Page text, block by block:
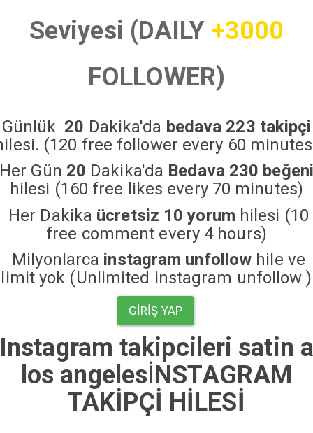
Seviyesi (DAILY +3000
FOLLOWER)
Günlük 20 Dakika'da bedava 223 takipçi
(120 free follower every 60
Her Gün 20 Dakika'da Bedava 230 beğeni
hilesi (160 free likes every 70 minutes)
Her Dakika ücretsiz 10 yorum hilesi (10
free comment every 4 hours)
Milyonlarca instagram unfollow hile ve
limit yok (Unlimited instagram unfollow )
GIRIŞ YAP
Instagram takipcileri satin
los angelesİNSTAGRAM
TAKİPÇİ HİLESİ